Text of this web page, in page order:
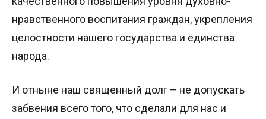
нравственного воспитания граждан, укрепления
целостности нашего государства и единства
народа.
И отныне наш священный долг – не допускать
забвения всего того, что сделали для нас и